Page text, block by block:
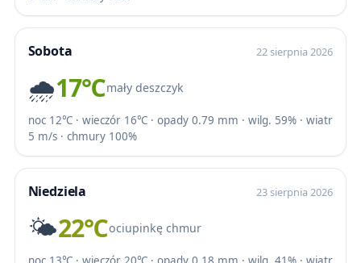
Sobota 22 sierpnia 2026
🌧️17℃mały deszczyk
noc 12℃ · wieczór 16℃ · opady 0.79 mm · wilg. 59% · wiatr
5 m/s · chmury 100%
Niedziela 23 sierpnia 2026
🌤️22℃ociupinkę chmur